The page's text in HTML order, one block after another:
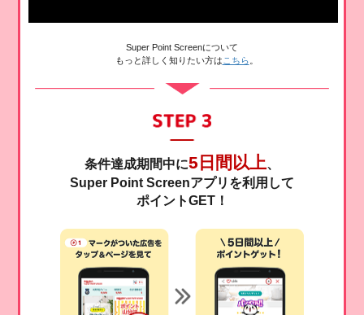
Super Point Screenについて
もっと詳しく知りたい方は こちら
条件達成期間中に5日間以上、
Super Point Screenアプリを利用して
ポイントGET！